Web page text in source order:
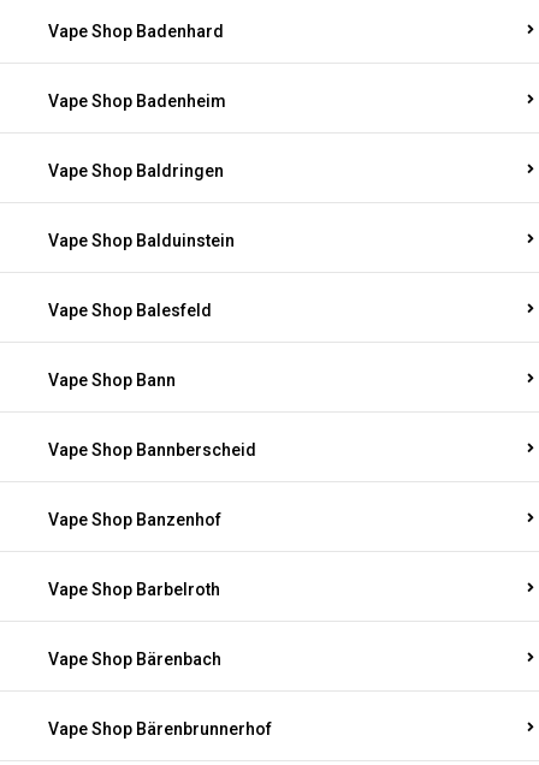
Vape Shop Badenhard
Vape Shop Badenheim
Vape Shop Baldringen
Vape Shop Balduinstein
Vape Shop Balesfeld
Vape Shop Bann
Vape Shop Bannberscheid
Vape Shop Banzenhof
Vape Shop Barbelroth
Vape Shop Bärenbach
Vape Shop Bärenbrunnerhof